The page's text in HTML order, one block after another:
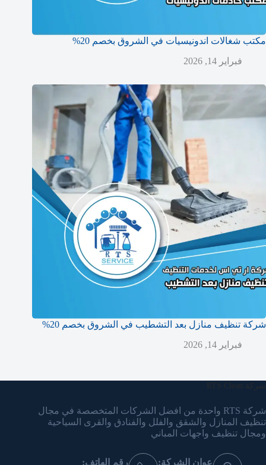
مكتب شغالات اندونيسيات في الشروق بخصم 20%
فبراير 14, 2026
شركة تنظيف منازل بعد التشطيب في الشروق بخصم 20%
فبراير 14, 2026
شركة RTS Clean
شركة RTS واحدة من افضل الشركات المتخصصة في مجال
تنظيف المنازل والشقق والفلل والفنادق والقرى السياحية
ومجال تنظيف واجهات المباني
عوان الشركة: رقم الهاتف: